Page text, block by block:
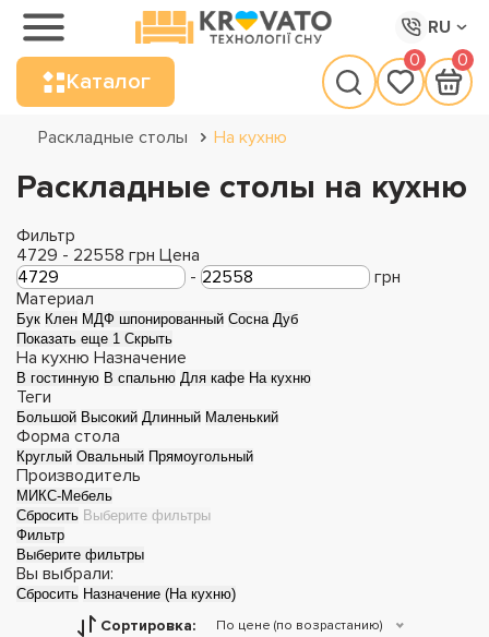
RU
Каталог
0 0
Раскладные столы На кухню
Раскладные столы на кухню
Фильтр
4729 - 22558 грн Цена
-
грн
Материал
Бук Клен МДФ шпонированный Сосна Дуб
Показать еще 1 Скрыть
На кухню Назначение
В гостинную В спальню Для кафе На кухню
Теги
Большой Высокий Длинный Маленький
Форма стола
Круглый Овальный Прямоугольный
Производитель
МИКС-Мебель
Сбросить Выберите фильтры
Фильтр
Выберите фильтры
Вы выбрали:
Сбросить Назначение (На кухню)
Сортировка: По цене (по возрастанию)